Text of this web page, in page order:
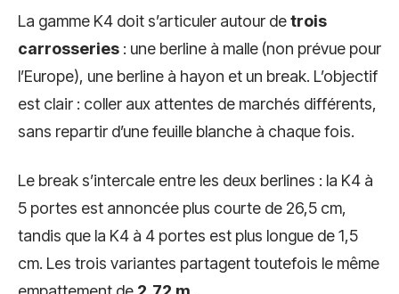
La gamme K4 doit s’articuler autour detrois
carrosseries : une berline à malle (non prévue pour
l’Europe), une berline à hayon et un break. L’objectif
est clair : coller aux attentes de marchés différents,
sans repartir d’une feuille blanche à chaque fois.
Le break s’intercale entre les deux berlines : la K4 à
5 portes est annoncée plus courte de 26,5 cm,
tandis que la K4 à 4 portes est plus longue de 1,5
cm. Les trois variantes partagent toutefois le même